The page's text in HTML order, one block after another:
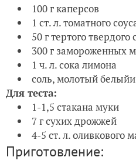
100 г каперсов
1 ст. л. томатного
50 г тертого твердого
300 г замороженных
1 ч. л. сока лимона
соль, молотый
Для теста:
1-1,5 стакана муки
7 г сухих дрожжей
4-5 ст. л. оливкового
Приготовление: